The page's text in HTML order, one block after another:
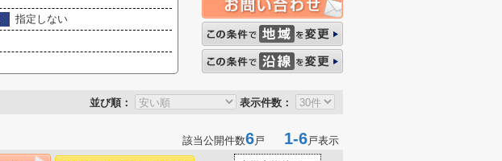
指定しない
並び順： 表示件数：
該当公開件数6戸 1-6戸表示